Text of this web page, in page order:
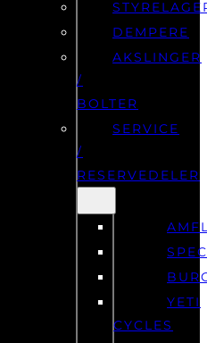
DEMPERE
AKSLINGER
BOLTER
SERVICE
RESERVEDELER
YETI
CYCLES
EVIL